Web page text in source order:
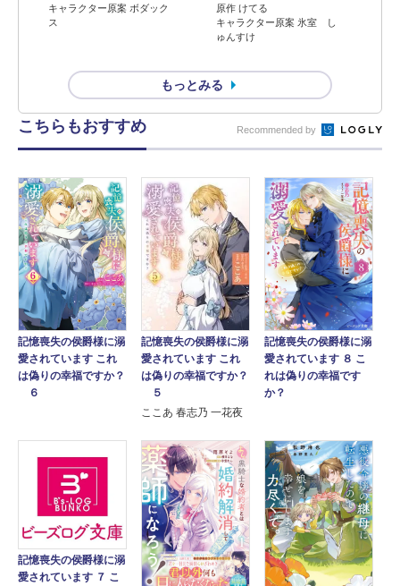
キャラクター原案 ボダック
ス
原作 けてる
キャラクター原案 氷室 し
ゅんすけ
もっとみる
こちらもおすすめ Recommended by
記憶喪失の侯爵様に溺
愛されています これ
は偽りの幸福ですか？
６
記憶喪失の侯爵様に溺
愛されています これ
は偽りの幸福ですか？
５
ここあ 春志乃 一花夜
記憶喪失の侯爵様に溺
愛されています ８ こ
れは偽りの幸福です
か？
記憶喪失の侯爵様に溺
愛されています ７ こ